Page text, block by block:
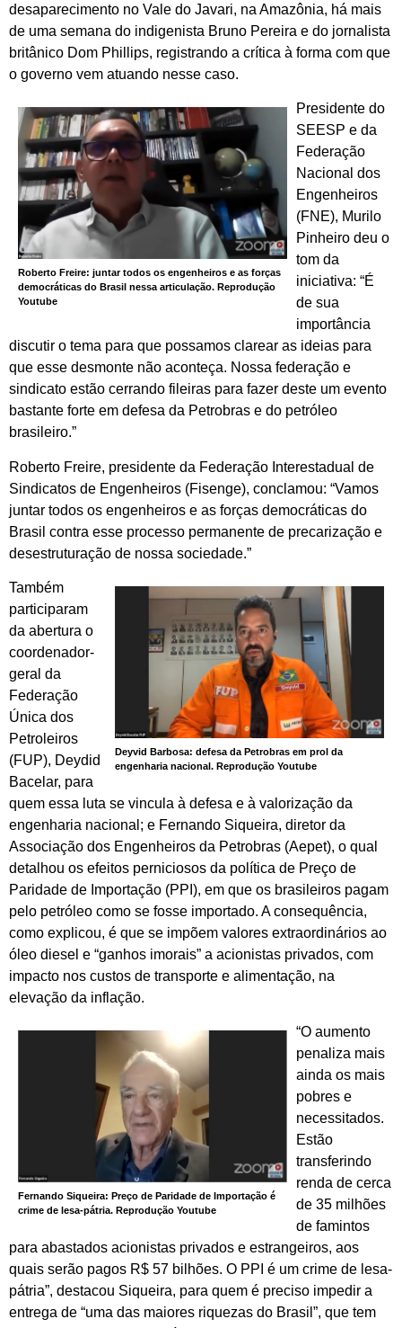
desaparecimento no Vale do Javari, na Amazônia, há mais
de uma semana do indigenista Bruno Pereira e do jornalista
britânico Dom Phillips, registrando a crítica à forma com que
o governo vem atuando nesse caso.
Roberto Freire: juntar todos os engenheiros e as forças
democráticas do Brasil nessa articulação. Reprodução
Youtube
Presidente do
SEESP e da
Federação
Nacional dos
Engenheiros
(FNE), Murilo
Pinheiro deu o
tom da
iniciativa: “É
de sua
importância
discutir o tema para que possamos clarear as ideias para
que esse desmonte não aconteça. Nossa federação e
sindicato estão cerrando fileiras para fazer deste um evento
bastante forte em defesa da Petrobras e do petróleo
brasileiro.”
Roberto Freire, presidente da Federação Interestadual de
Sindicatos de Engenheiros (Fisenge), conclamou: “Vamos
juntar todos os engenheiros e as forças democráticas do
Brasil contra esse processo permanente de precarização e
desestruturação de nossa sociedade.”
Deyvid Barbosa: defesa da Petrobras em prol da
engenharia nacional. Reprodução Youtube
Também
participaram
da abertura o
coordenador-
geral da
Federação
Única dos
Petroleiros
(FUP), Deydid
Bacelar, para
quem essa luta se vincula à defesa e à valorização da
engenharia nacional; e Fernando Siqueira, diretor da
Associação dos Engenheiros da Petrobras (Aepet), o qual
detalhou os efeitos perniciosos da política de Preço de
Paridade de Importação (PPI), em que os brasileiros pagam
pelo petróleo como se fosse importado. A consequência,
como explicou, é que se impõem valores extraordinários ao
óleo diesel e “ganhos imorais” a acionistas privados, com
impacto nos custos de transporte e alimentação, na
elevação da inflação.
Fernando Siqueira: Preço de Paridade de Importação é
crime de lesa-pátria. Reprodução Youtube
“O aumento
penaliza mais
ainda os mais
pobres e
necessitados.
Estão
transferindo
renda de cerca
de 35 milhões
de famintos
para abastados acionistas privados e estrangeiros, aos
quais serão pagos R$ 57 bilhões. O PPI é um crime de lesa-
pátria”, destacou Siqueira, para quem é preciso impedir a
entrega de “uma das maiores riquezas do Brasil”, que tem